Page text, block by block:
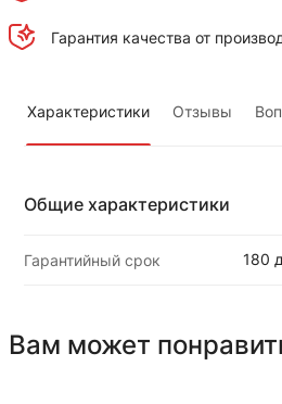
Гарантия качества от
Характеристики Отзывы
Общие характеристики
Гарантийный срок 180
Вам может